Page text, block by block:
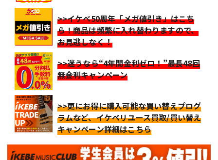
>>イケベ50周年「メガ値引き」はこち
ら！商品は頻繁に入れ替わりますので、
お見逃しなく！
>>迷うなら“4年間金利ゼロ！”最長48回
無金利キャンペーン
>>更にお得に購入可能な買い替えプログ
ラムなど、イケベリユース買取/買い替え
キャンペーン詳細はこちら